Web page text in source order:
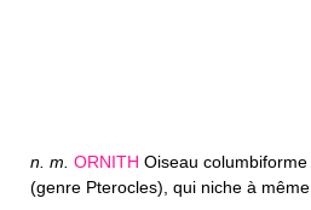
n. m. ORNITH Oiseau
(genre Pterocles), qui niche à même